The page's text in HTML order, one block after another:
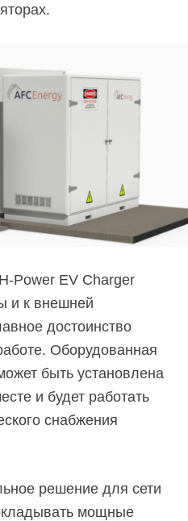
Power EV Charger
и к внешней
достоинство
Оборудованная
быть установлена
и будет работать
снабжения
решение для сети
мощные